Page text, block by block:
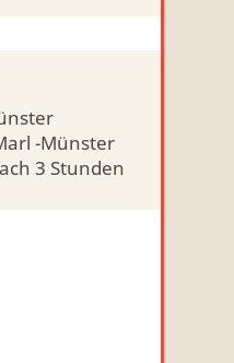
-Münster
3 Stunden